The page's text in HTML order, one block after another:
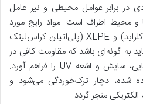
در برابر عوامل محیطی و نیز عامل
و محیط اطراف است. مواد رایج مورد
استفاده شامل PVC (پلی‌وینیل کلراید) و XLPE (پلی‌اتیلن کراس‌لینک
به گونه‌ای باشد که مقاومت کافی در
برابر حرارت، رطوبت، مواد شیمیایی، سایش و اشعه UV را فراهم آورد.
شده، دچار ترک‌خوردگی می‌شود و
منجر گردد.